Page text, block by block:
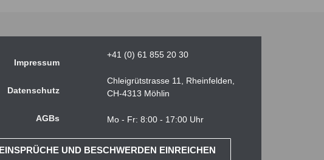
Impressum
Datenschutz
AGBs
+41 (0) 61 855 20 30
Chleigrütstrasse 11, Rheinfelden,
CH-4313 Möhlin
Mo - Fr: 8:00 - 17:00 Uhr
EINSPRÜCHE UND BESCHWERDEN EINREICHEN